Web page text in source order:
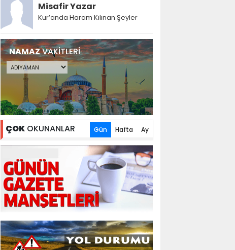
Misafir Yazar
Kur’anda Haram Kılınan Şeyler
NAMAZVAKİTLERİ
ÇOK OKUNANLAR Gün Hafta Ay